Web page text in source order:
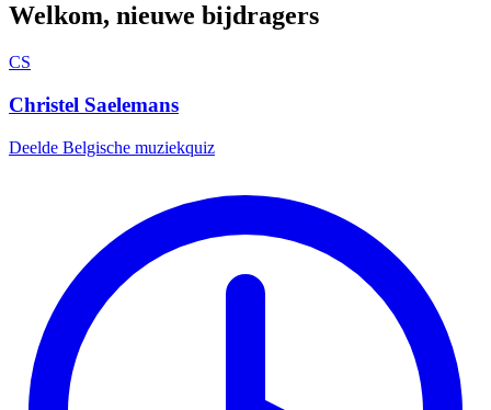
Welkom, nieuwe bijdragers
CS
Christel Saelemans
Deelde Belgische muziekquiz